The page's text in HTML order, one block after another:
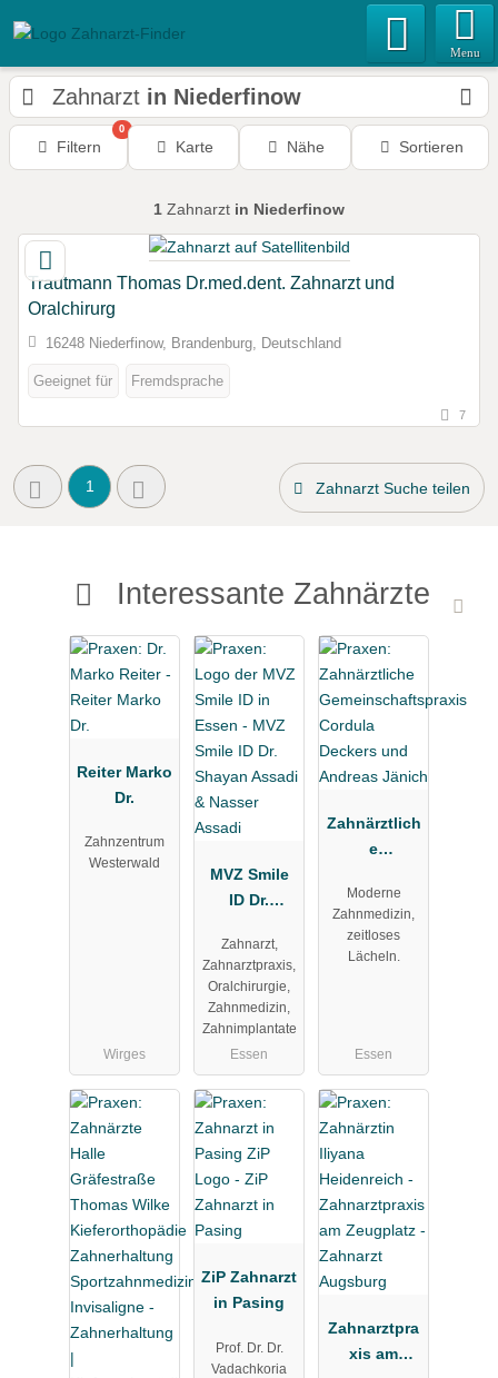
Menu
Zahnarzt in Niederfinow
Filtern
0
Karte Nähe Sortieren
1 Zahnarzt in Niederfinow
Trautmann Thomas Dr.med.dent. Zahnarzt und
Oralchirurg
16248 Niederfinow, Brandenburg, Deutschland
Geeignet für Fremdsprache
7
1 Zahnarzt Suche teilen
Interessante Zahnärzte
Reiter Marko
Dr.
Zahnzentrum
Westerwald
Wirges
MVZ Smile
ID Dr.
Assadi &
Nasser
Assadi
Zahnarzt,
Zahnarztpraxis,
Oralchirurgie,
Zahnmedizin,
Zahnimplantate
Essen
Zahnärztlich
e
ftspraxis
Deckers und
Moderne
Zahnmedizin,
zeitloses
Lächeln.
Essen
ZiP Zahnarzt
in Pasing
Prof. Dr. Dr.
Vadachkoria
Zahnarztpra
xis am